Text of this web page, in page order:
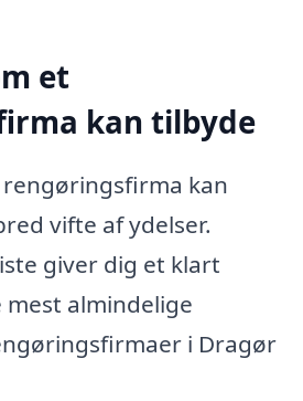
et
kan tilbyde
kan
vifte af ydelser.
giver dig et klart
almindelige
i Dragør